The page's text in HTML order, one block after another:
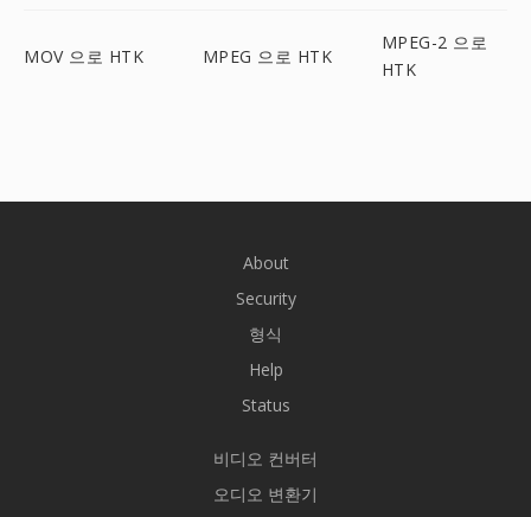
MOV 으로 HTK MPEG 으로 HTK
MPEG-2 으로
HTK
About
Security
형식
Help
Status
비디오 컨버터
오디오 변환기